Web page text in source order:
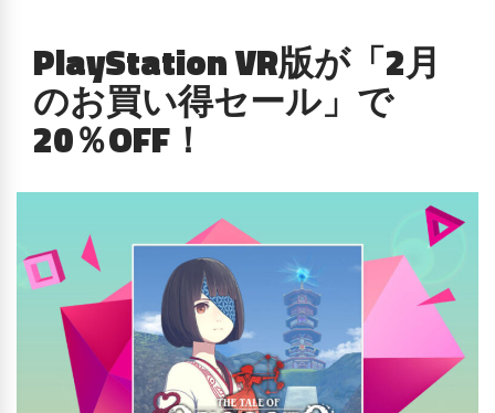
PlayStation VR版が「2月
のお買い得セール」で
20％OFF！